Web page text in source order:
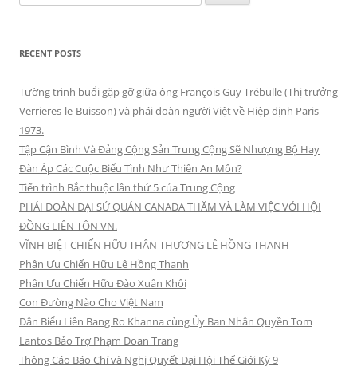
for:
RECENT POSTS
Tường trình buổi gặp gỡ giữa ông François Guy Trébulle (Thị trưởng
Verrieres-le-Buisson) và phái đoàn người Việt về Hiệp định Paris
1973.
Tập Cận Bình Và Đảng Cộng Sản Trung Cộng Sẽ Nhượng Bộ Hay
Đàn Áp Các Cuộc Biểu Tình Như Thiên An Môn?
Tiến trình Bắc thuộc lần thứ 5 của Trung Cộng
PHÁI ĐOÀN ĐẠI SỨ QUÁN CANADA THĂM VÀ LÀM VIỆC VỚI HỘI
ĐỒNG LIÊN TÔN VN.
VĨNH BIỆT CHIẾN HỮU THÂN THƯƠNG LÊ HỒNG THANH
Phân Ưu Chiến Hữu Lê Hồng Thanh
Phân Ưu Chiến Hữu Đào Xuân Khôi
Con Đường Nào Cho Việt Nam
Dân Biểu Liên Bang Ro Khanna cùng Ủy Ban Nhân Quyền Tom
Lantos Bảo Trợ Phạm Đoan Trang
Thông Cáo Báo Chí và Nghị Quyết Đại Hội Thế Giới Kỳ 9